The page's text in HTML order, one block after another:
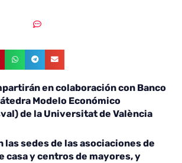
en colaboración con Banco
Modelo Económico
de la Universitat de València
las sedes de las asociaciones de
casa y centros de mayores, y